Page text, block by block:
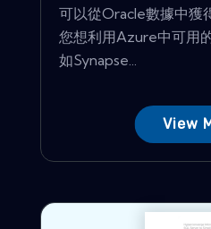
可以從Oracle數據中獲
您想利用Azure中可用
如Synapse...
View